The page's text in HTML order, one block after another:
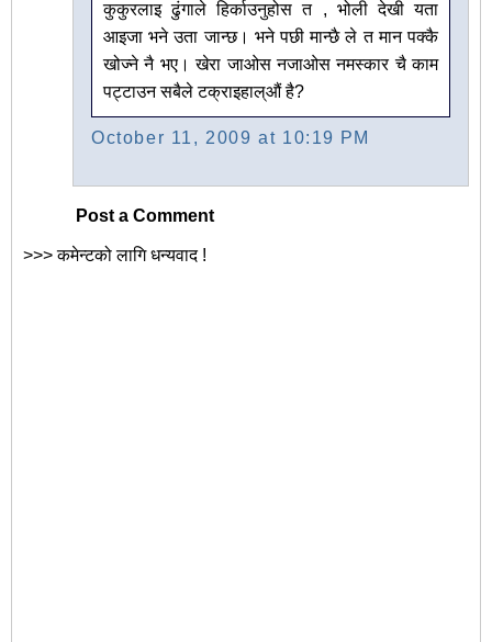
कुकुरलाइ ढुंगाले हिर्काउनुहोस त , भोली देखी यता
आइजा भने उता जान्छ। भने पछी मान्छै ले त मान पक्कै
खोज्ने नै भए। खेरा जाओस नजाओस नमस्कार चै काम
पट्टाउन सबैले टक्राइहाल्औं है?
October 11, 2009 at 10:19 PM
Post a Comment
>>> कमेन्टको लागि धन्यवाद !